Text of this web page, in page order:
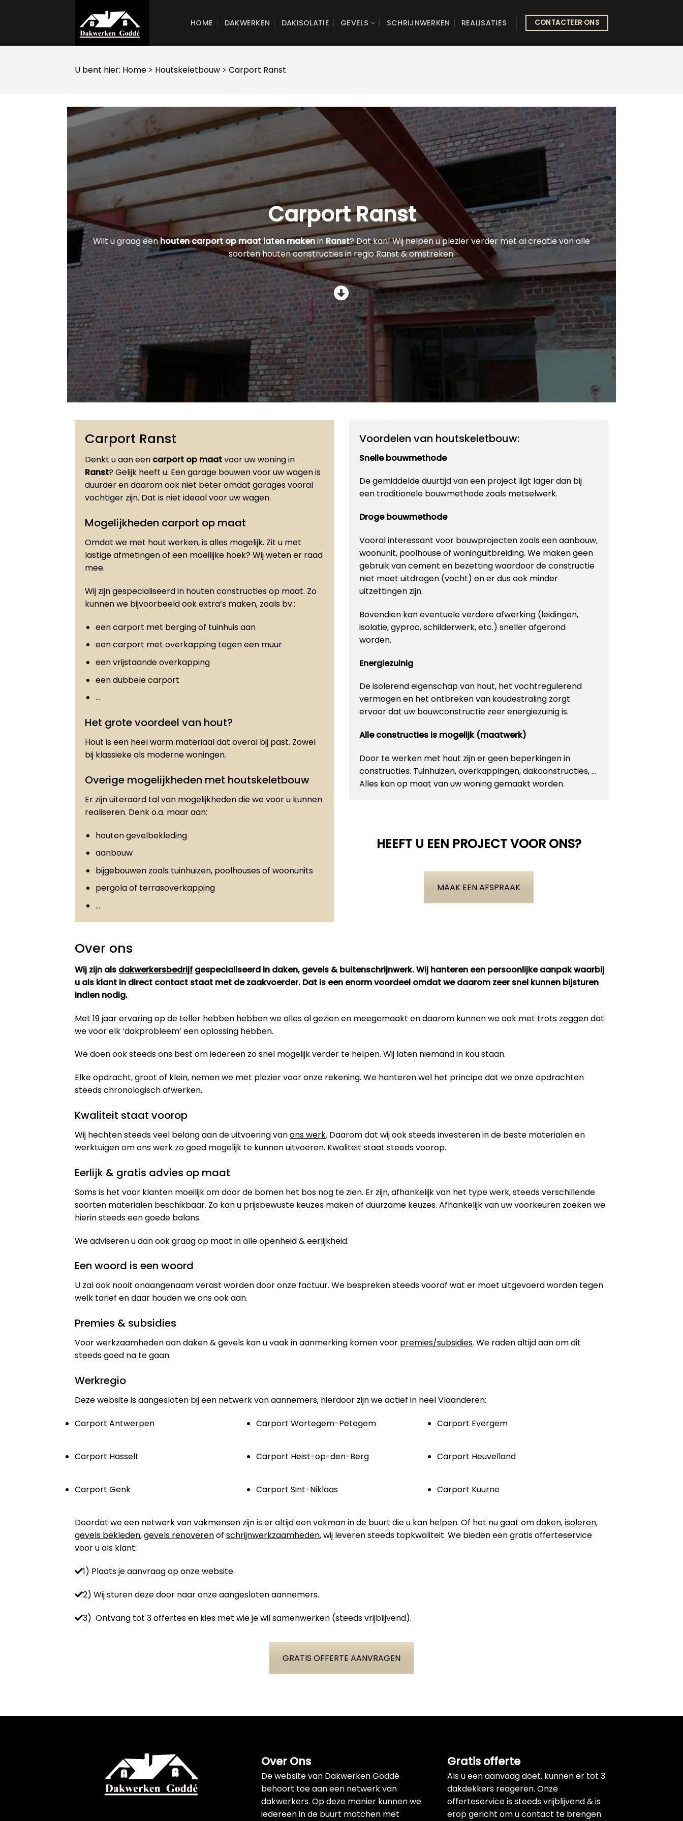
HOME DAKWERKEN DAKISOLATIE GEVELS SCHRIJNWERKEN REALISATIES CONTACTEER ONS
U bent hier: Home > Houtskeletbouw > Carport Ranst
Carport Ranst
Wilt u graag eenhouten carport op maat laten makenin Ranst? Dat kan! Wij helpen u plezier verder met al creatie van alle
soorten houten constructies in regio Ranst & omstreken.
Carport Ranst
Denkt u aan een carport op maatvoor uw woning in
Ranst? Gelijk heeft u. Een garage bouwen voor uw wagen is
duurder en daarom ook niet beter omdat garages vooral
vochtiger zijn. Dat is niet ideaal voor uw wagen.
Mogelijkheden carport op maat
Omdat we met hout werken, is alles mogelijk. Zit u met
lastige afmetingen of een moeilijke hoek? Wij weten er raad
mee.
Wij zijn gespecialiseerd in houten constructies op maat. Zo
kunnen we bijvoorbeeld ook extra’s maken, zoals bv.:
een carport met berging of tuinhuis aan
een carport met overkapping tegen een muur
een vrijstaande overkapping
een dubbele carport
…
Het grote voordeel van hout?
Hout is een heel warm materiaal dat overal bij past. Zowel
bij klassieke als moderne woningen.
Overige mogelijkheden met houtskeletbouw
Er zijn uiteraard tal van mogelijkheden die we voor u kunnen
realiseren. Denk o.a. maar aan:
houten gevelbekleding
aanbouw
bijgebouwen zoals tuinhuizen, poolhouses of woonunits
pergola of terrasoverkapping
…
Voordelen van houtskeletbouw:
Snelle bouwmethode
De gemiddelde duurtijd van een project ligt lager dan bij
een traditionele bouwmethode zoals metselwerk.
Droge bouwmethode
Vooral interessant voor bouwprojecten zoals een aanbouw,
woonunit, poolhouse of woninguitbreiding. We maken geen
gebruik van cement en bezetting waardoor de constructie
niet moet uitdrogen (vocht) en er dus ook minder
uitzettingen zijn.
Bovendien kan eventuele verdere afwerking (leidingen,
isolatie, gyproc, schilderwerk, etc.) sneller afgerond
worden.
Energiezuinig
De isolerend eigenschap van hout, het vochtregulerend
vermogen en het ontbreken van koudestraling zorgt
ervoor dat uw bouwconstructie zeer energiezuinig is.
Alle constructies is mogelijk (maatwerk)
Door te werken met hout zijn er geen beperkingen in
constructies. Tuinhuizen, overkappingen, dakconstructies, …
Alles kan op maat van uw woning gemaakt worden.
HEEFT U EEN PROJECT VOOR ONS?
MAAK EEN AFSPRAAK
Over ons
Wij zijn als dakwerkersbedrijf gespecialiseerd in daken, gevels & buitenschrijnwerk. Wij hanteren een persoonlijke aanpak waarbij
u als klant in direct contact staat met de zaakvoerder. Dat is een enorm voordeel omdat we daarom zeer snel kunnen bijsturen
indien nodig.
Met 19 jaar ervaring op de teller hebben hebben we alles al gezien en meegemaakt en daarom kunnen we ook met trots zeggen dat
we voor elk ‘dakprobleem’ een oplossing hebben.
We doen ook steeds ons best om iedereen zo snel mogelijk verder te helpen. Wij laten niemand in kou staan.
Elke opdracht, groot of klein, nemen we met plezier voor onze rekening. We hanteren wel het principe dat we onze opdrachten
steeds chronologisch afwerken.
Kwaliteit staat voorop
Wij hechten steeds veel belang aan de uitvoering vanons werk. Daarom dat wij ook steeds investeren in de beste materialen en
werktuigen om ons werk zo goed mogelijk te kunnen uitvoeren. Kwaliteit staat steeds voorop.
Eerlijk & gratis advies op maat
Soms is het voor klanten moeilijk om door de bomen het bos nog te zien. Er zijn, afhankelijk van het type werk, steeds verschillende
soorten materialen beschikbaar. Zo kan u prijsbewuste keuzes maken of duurzame keuzes. Afhankelijk van uw voorkeuren zoeken we
hierin steeds een goede balans.
We adviseren u dan ook graag op maat in alle openheid & eerlijkheid.
Een woord is een woord
U zal ook nooit onaangenaam verast worden door onze factuur. We bespreken steeds vooraf wat er moet uitgevoerd worden tegen
welk tarief en daar houden we ons ook aan.
Premies & subsidies
Voor werkzaamheden aan daken & gevels kan u vaak in aanmerking komen voor premies/subsidies. We raden altijd aan om dit
steeds goed na te gaan.
Werkregio
Deze website is aangesloten bij een netwerk van aannemers, hierdoor zijn we actief in heel Vlaanderen:
Carport Antwerpen
Carport Wortegem-Petegem Carport Evergem
Carport Hasselt Carport Heist-op-den-Berg Carport Heuvelland
Carport Genk Carport Sint-Niklaas Carport Kuurne
Doordat we een netwerk van vakmensen zijn is er altijd een vakman in de buurt die u kan helpen. Of het nu gaat omdaken,isoleren,
gevels bekleden,gevels renoverenof schrijnwerkzaamheden, wij leveren steeds topkwaliteit. We bieden een gratis offerteservice
voor u als klant:
1) Plaats je aanvraag op onze website.
2) Wij sturen deze door naar onze aangesloten aannemers.
3) Ontvang tot 3 offertes en kies met wie je wil samenwerken (steeds vrijblijvend).
GRATIS OFFERTE AANVRAGEN
Over Ons
De website van Dakwerken Goddé
behoort toe aan een netwerk van
dakwerkers. Op deze manier kunnen we
iedereen in de buurt matchen met
Gratis offerte
Als u een aanvaag doet, kunnen er tot 3
dakdekkers reageren. Onze
offerteservice is steeds vrijblijvend & is
erop gericht om u contact te brengen